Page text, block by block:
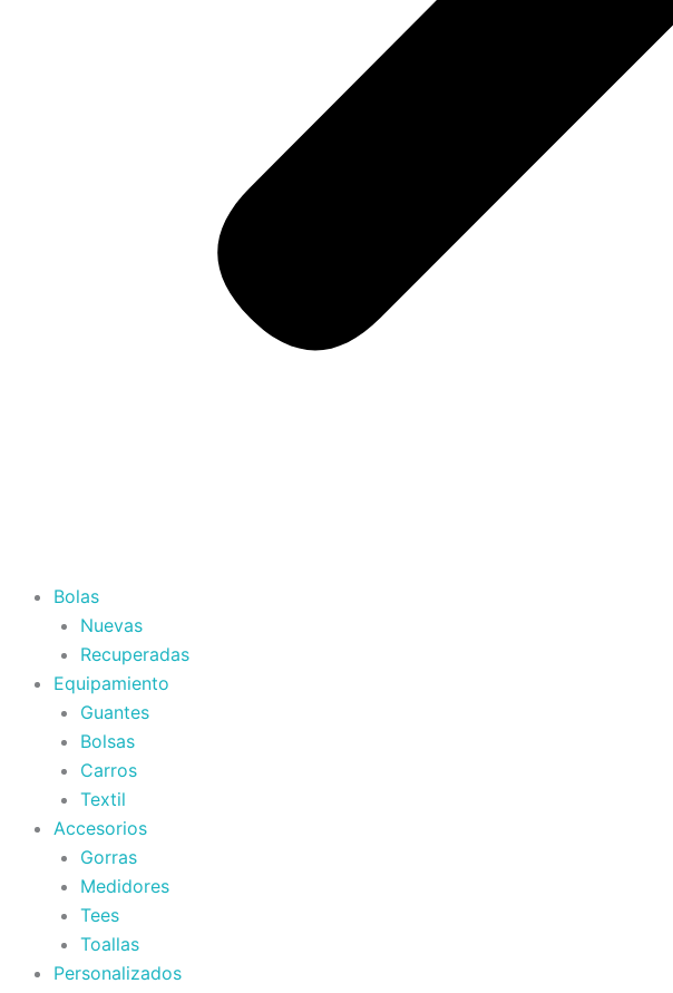
Bolas
Nuevas
Recuperadas
Equipamiento
Guantes
Bolsas
Carros
Textil
Accesorios
Gorras
Medidores
Tees
Toallas
Personalizados